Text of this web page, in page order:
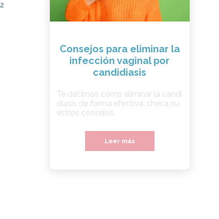
Consejos para eliminar la
infección vaginal por
candidiasis
Te decimos cómo eliminar la candi
diasis de forma efectiva, checa nu
estros consejos.
Leer más